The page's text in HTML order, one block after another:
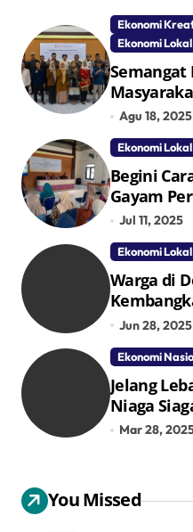
Ekonomi
Ekonomi Lokal
Semangat
Desa
Agu 18, 2025
Ekonomi Lokal
Begini
Gayam
TPID
Jul 11, 2025
Ekonomi Lokal
Warga di
Jun 28, 2025
Ekonomi
Jelang
Niaga
Pangkalan
Mar 28,
You Missed